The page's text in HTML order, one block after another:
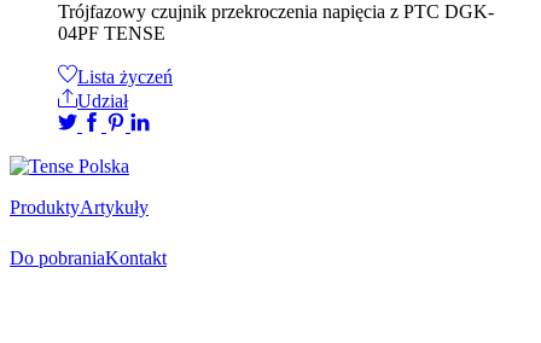
Trójfazowy czujnik przekroczenia napięcia z PTC DGK-
04PF TENSE
Lista życzeń
Udział
ProduktyArtykuły
Do pobraniaKontakt